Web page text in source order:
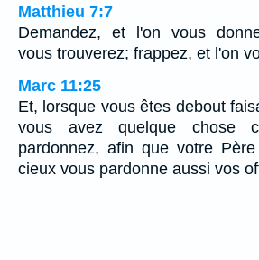
Matthieu 7:7
Demandez, et l'on vous
vous trouverez; frappez, et l'on
Marc 11:25
Et, lorsque vous êtes debout
vous avez quelque chose
pardonnez, afin que votre
cieux vous pardonne aussi vos